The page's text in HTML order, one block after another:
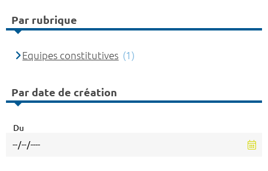
Par rubrique
Equipes constitutives (1)
Par date de création
Du